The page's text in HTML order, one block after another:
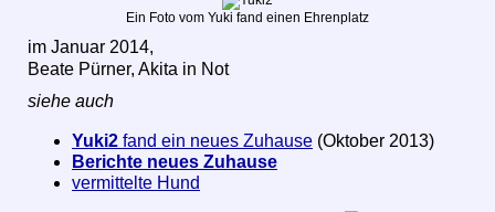
Ein Foto vom Yuki fand einen Ehrenplatz
im Januar 2014,
Beate Pürner, Akita in Not
siehe auch
Yuki2 fand ein neues Zuhause (Oktober 2013)
Berichte neues Zuhause
vermittelte Hund